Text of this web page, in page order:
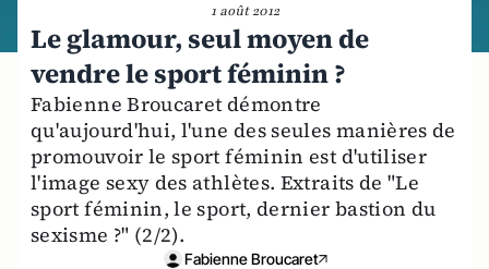
1 août 2012
Le glamour, seul moyen de
vendre le sport féminin ?
Fabienne Broucaret démontre
qu'aujourd'hui, l'une des seules manières de
promouvoir le sport féminin est d'utiliser
l'image sexy des athlètes. Extraits de "Le
sport féminin, le sport, dernier bastion du
sexisme ?" (2/2).
Fabienne Broucaret